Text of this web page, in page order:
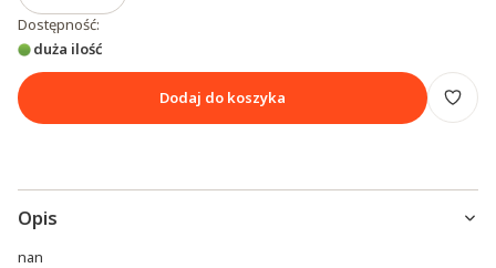
Dostępność:
duża ilość
Dodaj do koszyka
Opis
nan